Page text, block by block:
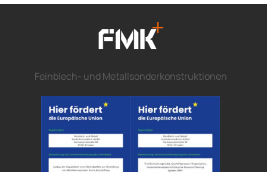
Feinblech- und Metallsonderkonstruktionen